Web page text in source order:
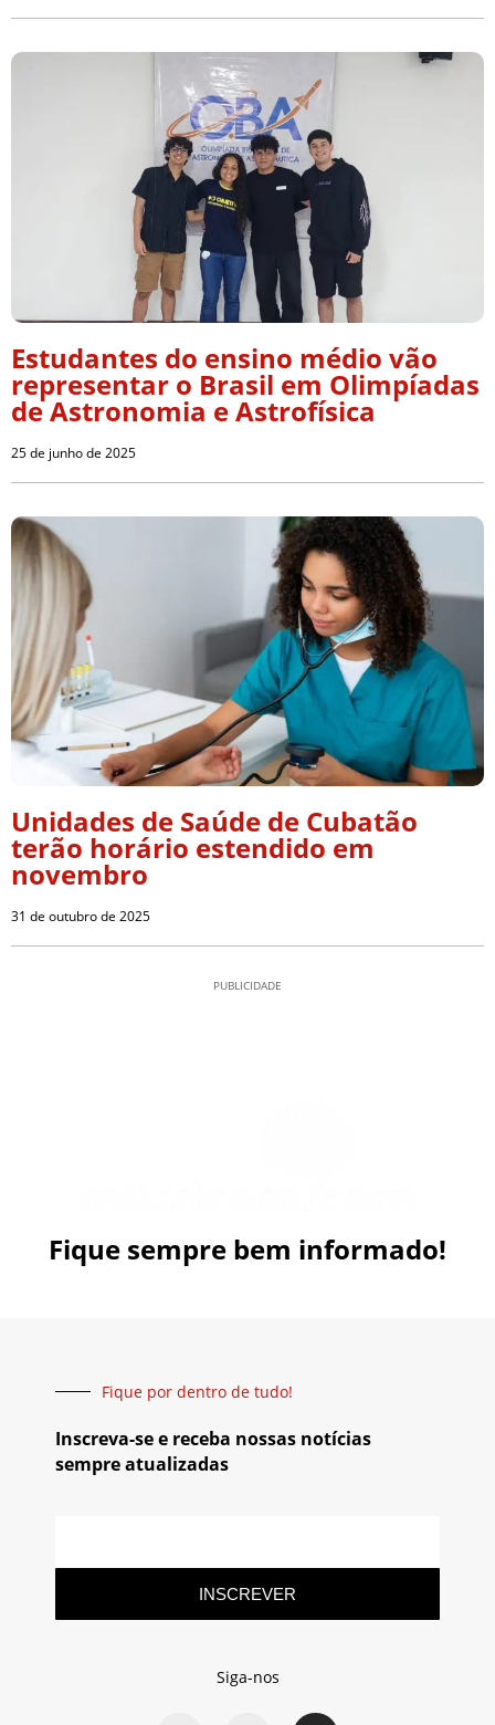
Estudantes do ensino médio vão
representar o Brasil em Olimpíadas
de Astronomia e Astrofísica
25 de junho de 2025
Unidades de Saúde de Cubatão
terão horário estendido em
novembro
31 de outubro de 2025
PUBLICIDADE
Fique sempre bem informado!
Fique por dentro de tudo!
Inscreva-se e receba nossas notícias
sempre atualizadas
INSCREVER
Siga-nos